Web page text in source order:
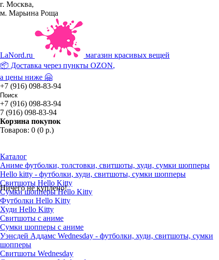
г. Москва,
м. Марьина Роща
LaNord.ru
магазин красивых вещей
📦 Доставка через пункты OZON,
а цены ниже 🤗
+7 (916) 098-83-94
+7 (916) 098-83-94
7 (916) 098-83-94
Корзина покупок
Товаров: 0 (0 р.)
Ничего не куплено!
Каталог
Аниме футболки, толстовки, свитшоты, худи, сумки шопперы
Hello kitty - футболки, худи, свитшоты, сумки шопперы
Свитшоты Hello Kitty
Сумки шопперы Hello Kitty
Футболки Hello Kitty
Худи Hello Kitty
Свитшоты с аниме
Сумки шопперы с аниме
Уэнсдей Аддамс Wednesday - футболки, худи, свитшоты, сумки
шопперы
Свитшоты Wednesday